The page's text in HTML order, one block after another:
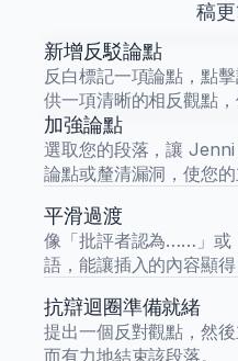
稿更
新增反駁論點
反白標記一項論點，點
供一項清晰的相反觀點，
加強論點
選取您的段落，讓
論點或釐清漏洞，使您的
平滑過渡
像「批評者認為……」
語，能讓插入的內容顯得
抗辯迴圈準備就緒
提出一個反對觀點，然
而有力地結束該段落。